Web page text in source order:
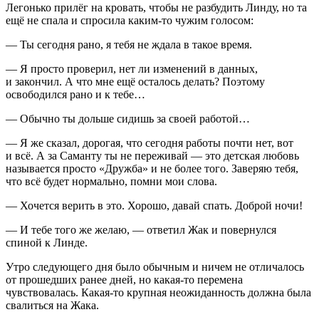
Легонько прилёг на кровать, чтобы не разбудить Линду, но та
ещё не спала и спросила каким-то чужим голосом:
— Ты сегодня рано, я тебя не ждала в такое время.
— Я просто проверил, нет ли изменений в данных,
и закончил. А что мне ещё осталось делать? Поэтому
освободился рано и к тебе…
— Обычно ты дольше сидишь за своей работой…
— Я же сказал, дорогая, что сегодня работы почти нет, вот
и всё. А за Саманту ты не переживай — это детская любовь
называется просто «Дружба» и не более того. Заверяю тебя,
что всё будет нормально, помни мои слова.
— Хочется верить в это. Хорошо, давай спать. Доброй ночи!
— И тебе того же желаю, — ответил Жак и повернулся
спиной к Линде.
Утро следующего дня было обычным и ничем не отличалось
от прошедших ранее дней, но какая-то перемена
чувствовалась. Какая-то крупная неожиданность должна была
свалиться на Жака.